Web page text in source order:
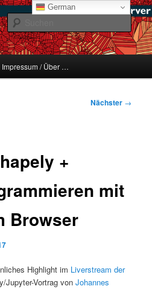
Impressum / Über …
Nächster →
+
mit
Browser
Highlight im Liverstream der
Jupyter-Vortrag vonJohannes
German